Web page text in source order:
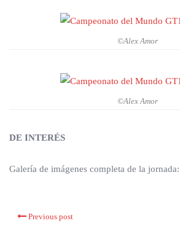
©Alex Amor
©Alex Amor
DE INTERÉS
Galería de imágenes completa de la jornada:
Previous post